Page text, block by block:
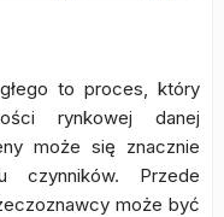
to proces, który
rynkowej danej
może się znacznie
Przede
może być